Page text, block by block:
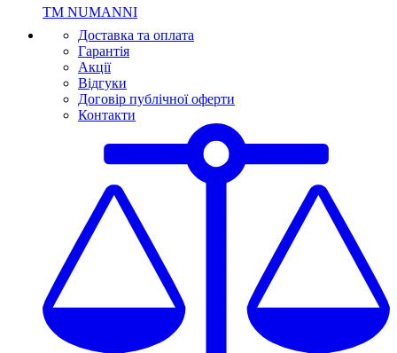
ТМ NUMANNI
Доставка та оплата
Гарантія
Акції
Відгуки
Договір публічної оферти
Контакти